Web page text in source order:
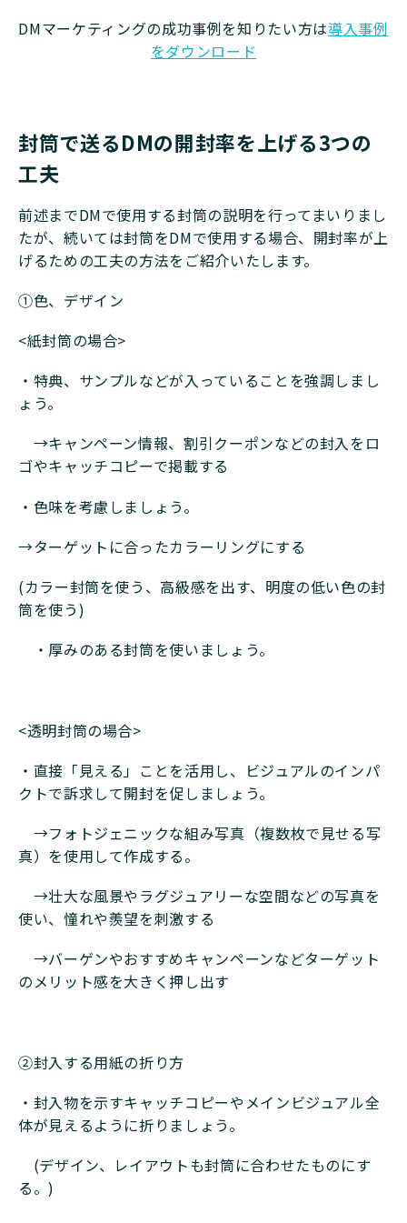
DMマーケティングの成功事例を知りたい方は導入事例
をダウンロード
封筒で送るDMの開封率を上げる3つの
工夫
前述までDMで使用する封筒の説明を行ってまいりまし
たが、続いては封筒をDMで使用する場合、開封率が上
げるための工夫の方法をご紹介いたします。
①色、デザイン
<紙封筒の場合>
・特典、サンプルなどが入っていることを強調しまし
ょう。
→キャンペーン情報、割引クーポンなどの封入をロ
ゴやキャッチコピーで掲載する
・色味を考慮しましょう。
→ターゲットに合ったカラーリングにする
(カラー封筒を使う、高級感を出す、明度の低い色の封
筒を使う)
・厚みのある封筒を使いましょう。
<透明封筒の場合>
・直接「見える」ことを活用し、ビジュアルのインパ
クトで訴求して開封を促しましょう。
→フォトジェニックな組み写真（複数枚で見せる写
真）を使用して作成する。
→壮大な風景やラグジュアリーな空間などの写真を
使い、憧れや羨望を刺激する
→バーゲンやおすすめキャンペーンなどターゲット
のメリット感を大きく押し出す
➁封入する用紙の折り方
・封入物を示すキャッチコピーやメインビジュアル全
体が見えるように折りましょう。
(デザイン、レイアウトも封筒に合わせたものにす
る。)